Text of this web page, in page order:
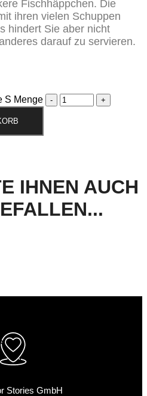
Fischhäppchen. Die
ihren vielen Schuppen
hindert Sie aber nicht
darauf zu servieren.
S Menge
IHNEN AUCH
Stories GmbH